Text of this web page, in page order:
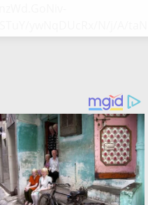
ywNqDUcRx/N/j/A/